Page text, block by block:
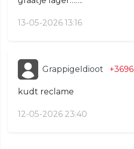
13-05-2026 13:16
GrappigeIdioot +3696
kudt reclame
12-05-2026 23:40